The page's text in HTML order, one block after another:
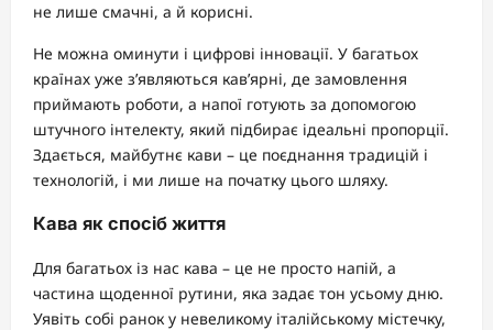
не лише смачні, а й корисні.
Не можна оминути і цифрові інновації. У багатьох
країнах уже з’являються кав’ярні, де замовлення
приймають роботи, а напої готують за допомогою
штучного інтелекту, який підбирає ідеальні пропорції.
Здається, майбутнє кави – це поєднання традицій і
технологій, і ми лише на початку цього шляху.
Кава як спосіб життя
Для багатьох із нас кава – це не просто напій, а
частина щоденної рутини, яка задає тон усьому дню.
Уявіть собі ранок у невеликому італійському містечку,